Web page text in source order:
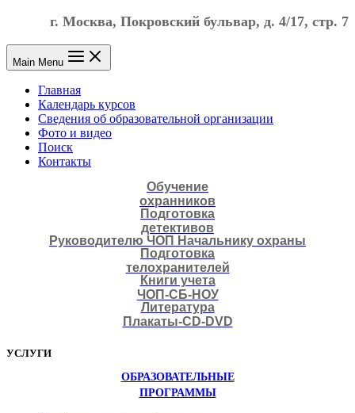
г. Москва, Покровский бульвар, д. 4/17, стр. 7
Main Menu
Главная
Календарь курсов
Сведения об образовательной организации
Фото и видео
Поиск
Контакты
Обучение
охранников
Подготовка
детективов
Руководителю ЧОП Начальнику охраны
Подготовка
телохранителей
Книги учета
ЧОП-СБ-НОУ
Литература
Плакаты-CD-DVD
УСЛУГИ
ОБРАЗОВАТЕЛЬНЫЕ
ПРОГРАММЫ